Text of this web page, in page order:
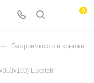
0
Гастроемкости и крышки
Luxstahl